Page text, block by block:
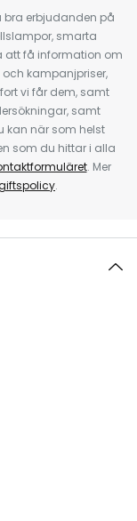
bra erbjudanden på
smarta
att få information om
kampanjpriser,
vi får dem, samt
samt
kan när som helst
som du hittar i alla
. Mer
.